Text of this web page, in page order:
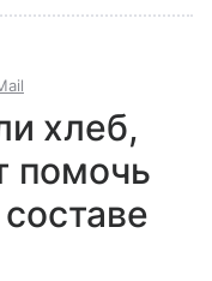
хлеб,
помочь